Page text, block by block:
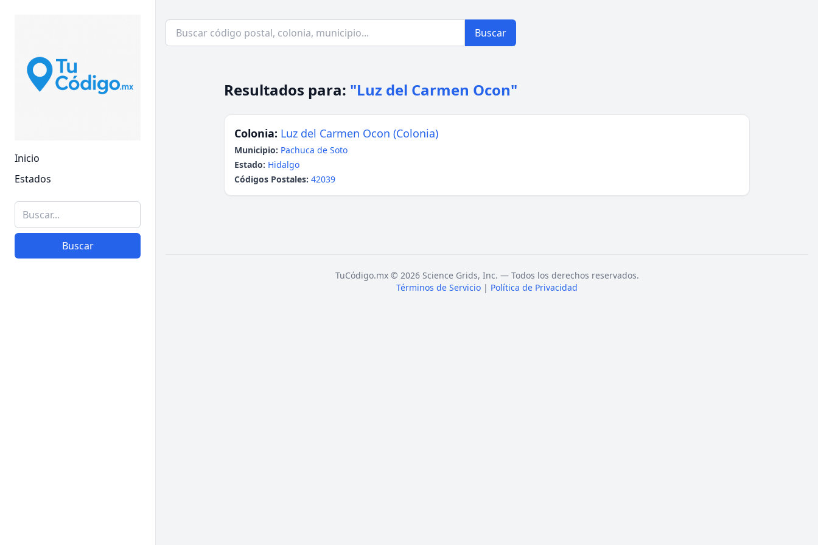
Inicio
Estados
Buscar
Buscar
Resultados para: "Luz del Carmen Ocon"
Colonia: Luz del Carmen Ocon (Colonia)
Municipio: Pachuca de Soto
Estado: Hidalgo
Códigos Postales: 42039
TuCódigo.mx © 2026 Science Grids, Inc. — Todos los derechos reservados.
Términos de Servicio | Política de Privacidad